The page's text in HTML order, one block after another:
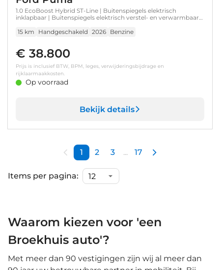
1.0 EcoBoost Hybrid ST-Line | Buitenspiegels elektrisch
inklapbaar | Buitenspiegels elektrisch verstel- en verwarmbaar |
15 km
Handgeschakeld 2026 Benzine
€ 38.800
Prijs is inclusief BTW, BPM, leges, verwijderingsbijdrage en
rijklaarmaakkosten.
Op voorraad
Bekijk details
1 2 3 ... 17
Items per pagina:
Waarom kiezen voor 'een
Broekhuis auto'?
Met meer dan 90 vestigingen zijn wij al meer dan